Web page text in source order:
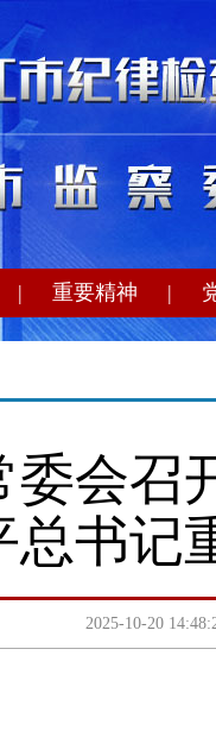
| 重要精神 |
委会召
总书记
2025-10-20